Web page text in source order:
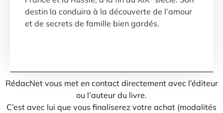
destin la conduira à la découverte de l’amour
et de secrets de famille bien gardés.
RédacNet vous met en contact directement avec l’éditeur
ou l’auteur du livre.
C’est avec lui que vous finaliserez votre achat (modalités